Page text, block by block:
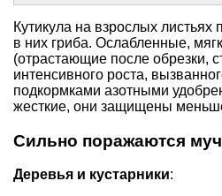
Кутикула на взрослых листьях
в них гриба. Ослабленные,
(отрастающие после обрезки,
интенсивного роста,
подкормками азотными
жесткие, они защищены
Сильно поражаются
Деревья и кустарники: